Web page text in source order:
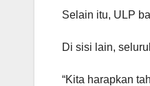
Selain itu, ULP
Di sisi lain,
“Kita harapkan